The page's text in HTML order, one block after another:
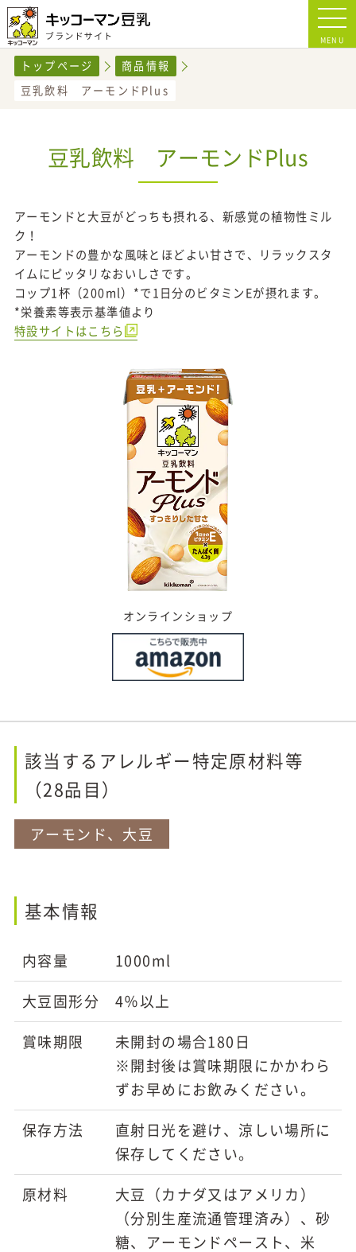
MENU
トップページ
商品情報
豆乳飲料 アーモンドPlus
豆乳飲料 アーモンドPlus
アーモンドと大豆がどっちも摂れる、新感覚の植物性ミル
ク！
アーモンドの豊かな風味とほどよい甘さで、リラックスタ
イムにピッタリなおいしさです。
コップ1杯（200ml）*で1日分のビタミンEが摂れます。
*栄養素等表示基準値より
特設サイトはこちら
オンラインショップ
該当するアレルギー特定原材料等
（28品目）
アーモンド、大豆
基本情報
内容量
1000ml
大豆固形分
4％以上
賞味期限
未開封の場合180日
※開封後は賞味期限にかかわら
ずお早めにお飲みください。
保存方法
直射日光を避け、涼しい場所に
保存してください。
原材料
大豆（カナダ又はアメリカ）
（分別生産流通管理済み）、砂
糖、アーモンドペースト、米